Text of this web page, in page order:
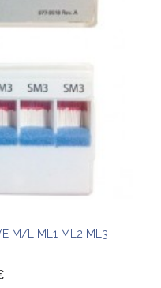
M/L ML1 ML2 ML3